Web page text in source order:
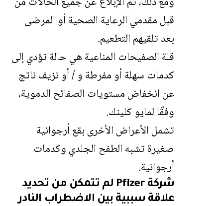
قبل مقدمي الرعاية الصحية أو المرضى
بعد تلقيهم التطعيم.
قلة الصفيحات المناعية هي حالة تؤدي إلى
كدمات سهلة أو مفرطة و / أو نزيف ناتج
عن انخفاض مستويات الصفائح الدموية،
وفقًا لمايو كلينك.
تشمل الأعراض الأخرى بقع أرجوانية
صغيرة تشبه الطفح الجلدي وكدمات
أرجوانية.
شركة Pfizer لم تتمكن من تحديد
علاقة سببية بين الاضطراب النادر